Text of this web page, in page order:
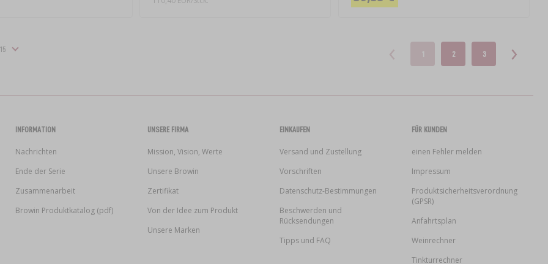
1 2 3
INFORMATION
Nachrichten
Ende der Serie
Zusammenarbeit
Browin Produktkatalog (pdf)
UNSERE FIRMA
Mission, Vision, Werte
Unsere Browin
Zertifikat
Von der Idee zum Produkt
Unsere Marken
EINKAUFEN
Versand und Zustellung
Vorschriften
Datenschutz-Bestimmungen
Beschwerden und
Rücksendungen
Tipps und FAQ
FÜR KUNDEN
einen Fehler melden
Impressum
Produktsicherheitsverordnung
(GPSR)
Anfahrtsplan
Weinrechner
Tinkturrechner